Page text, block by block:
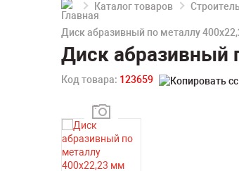
Каталог товаров
Диск абразивный по металлу
Диск абразивный
Код товара: 123659